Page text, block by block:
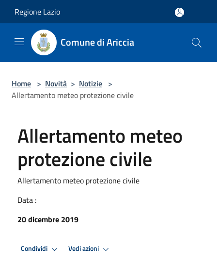
Regione Lazio
Comune di Ariccia
Home > Novità > Notizie >
Allertamento meteo protezione civile
Allertamento meteo
protezione civile
Allertamento meteo protezione civile
Data :
20 dicembre 2019
Condividi Vedi azioni